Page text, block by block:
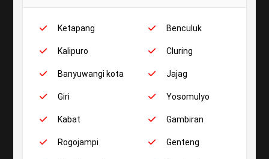
Ketapang
Kalipuro
Banyuwangi kota
Giri
Kabat
Rogojampi
Benculuk
Cluring
Jajag
Yosomulyo
Gambiran
Genteng